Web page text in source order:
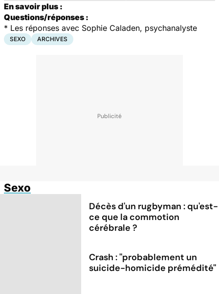
En savoir plus :
Questions/réponses :
* Les réponses avec Sophie Caladen, psychanalyste
SEXO ARCHIVES
Sexo
Décès d'un rugbyman : qu'est-
ce que la commotion
cérébrale ?
Crash : ''probablement un
suicide-homicide prémédité''